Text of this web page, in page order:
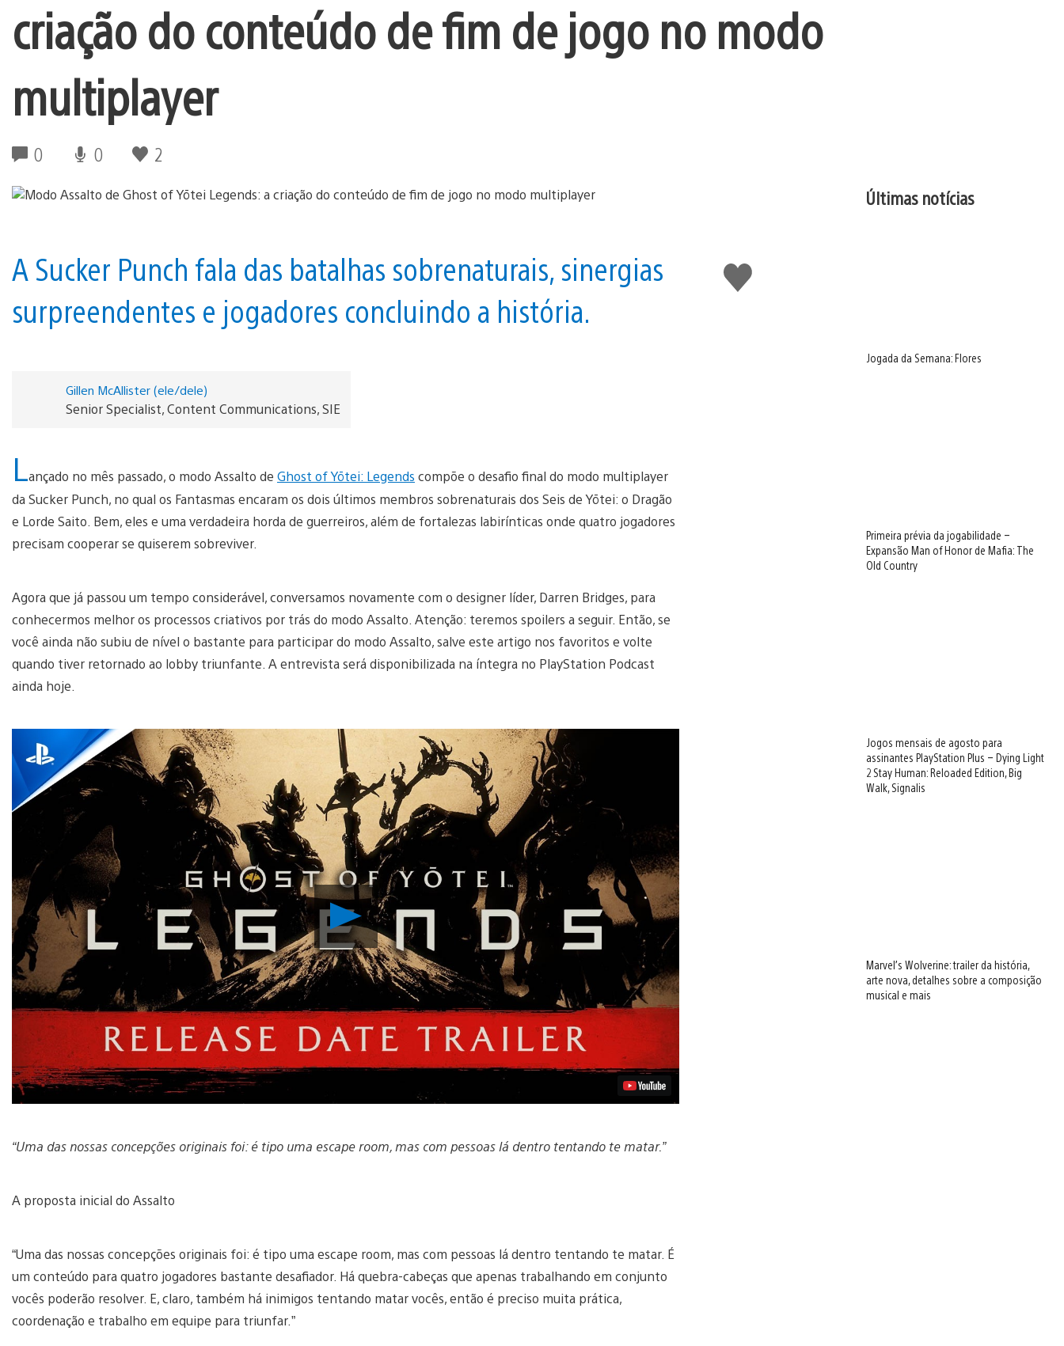
criação do conteúdo de fim de jogo no modo
multiplayer
0 0 2
Curtir
A Sucker Punch fala das batalhas sobrenaturais, sinergias
surpreendentes e jogadores concluindo a história.
Gillen McAllister (ele/dele)
Senior Specialist, Content Communications, SIE
Lançado no mês passado, o modo Assalto de Ghost of Yōtei: Legends compõe o desafio final do modo multiplayer
da Sucker Punch, no qual os Fantasmas encaram os dois últimos membros sobrenaturais dos Seis de Yōtei: o Dragão
e Lorde Saito. Bem, eles e uma verdadeira horda de guerreiros, além de fortalezas labirínticas onde quatro jogadores
precisam cooperar se quiserem sobreviver.
Agora que já passou um tempo considerável, conversamos novamente com o designer líder, Darren Bridges, para
conhecermos melhor os processos criativos por trás do modo Assalto. Atenção: teremos spoilers a seguir. Então, se
você ainda não subiu de nível o bastante para participar do modo Assalto, salve este artigo nos favoritos e volte
quando tiver retornado ao lobby triunfante. A entrevista será disponibilizada na íntegra no PlayStation Podcast
ainda hoje.
Reproduzir
Vídeo
“Uma das nossas concepções originais foi: é tipo uma escape room, mas com pessoas lá dentro tentando te matar.”
A proposta inicial do Assalto
“Uma das nossas concepções originais foi: é tipo uma escape room, mas com pessoas lá dentro tentando te matar. É
um conteúdo para quatro jogadores bastante desafiador. Há quebra-cabeças que apenas trabalhando em conjunto
vocês poderão resolver. E, claro, também há inimigos tentando matar vocês, então é preciso muita prática,
coordenação e trabalho em equipe para triunfar.”
Últimas notícias
Jogada da Semana: Flores
Primeira prévia da jogabilidade –
Expansão Man of Honor de Mafia: The
Old Country
Jogos mensais de agosto para
assinantes PlayStation Plus – Dying Light
2 Stay Human: Reloaded Edition, Big
Walk, Signalis
Marvel’s Wolverine: trailer da história,
arte nova, detalhes sobre a composição
musical e mais